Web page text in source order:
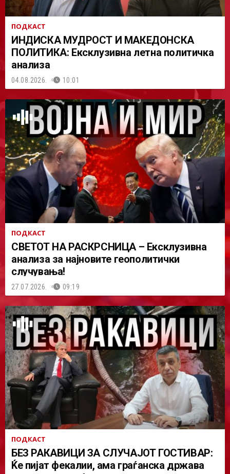
ПОДКАСТ
ИНДИСКА МУДРОСТ И МАКЕДОНСКА
ПОЛИТИКА: Ексклузивна летна политичка
анализа
04.08.2026. 10:01
ПОДКАСТ
СВЕТОТ НА РАСКРСНИЦА – Ексклузивна
анализа за најновите геополитички
случувања!
27.07.2026. 09:19
ПОДКАСТ
БЕЗ РАКАВИЦИ ЗА СЛУЧАЈОТ ГОСТИВАР:
Ќе пијат фекалии, ама граѓанска држава